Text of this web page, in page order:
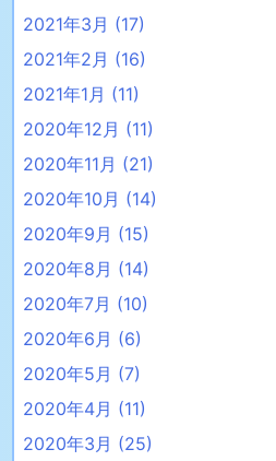
2021年3月 (17)
2021年2月 (16)
2021年1月 (11)
2020年12月 (11)
2020年11月 (21)
2020年10月 (14)
2020年9月 (15)
2020年8月 (14)
2020年7月 (10)
2020年6月 (6)
2020年5月 (7)
2020年4月 (11)
2020年3月 (25)